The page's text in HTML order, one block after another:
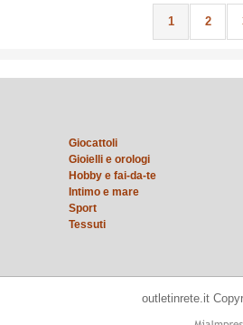
1 2
Giocattoli
Gioielli e orologi
Hobby e fai-da-te
Intimo e mare
Sport
Tessuti
outletinrete.it